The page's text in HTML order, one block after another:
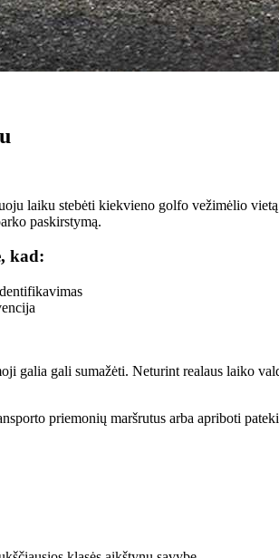
laiku stebėti kiekvieno golfo vežimėlio
paskirstymą.
kad:
galia gali sumažėti. Neturint realaus laiko
priemonių maršrutus arba apriboti